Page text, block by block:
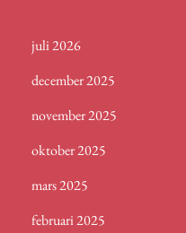
juli 2026
december 2025
november 2025
oktober 2025
mars 2025
februari 2025